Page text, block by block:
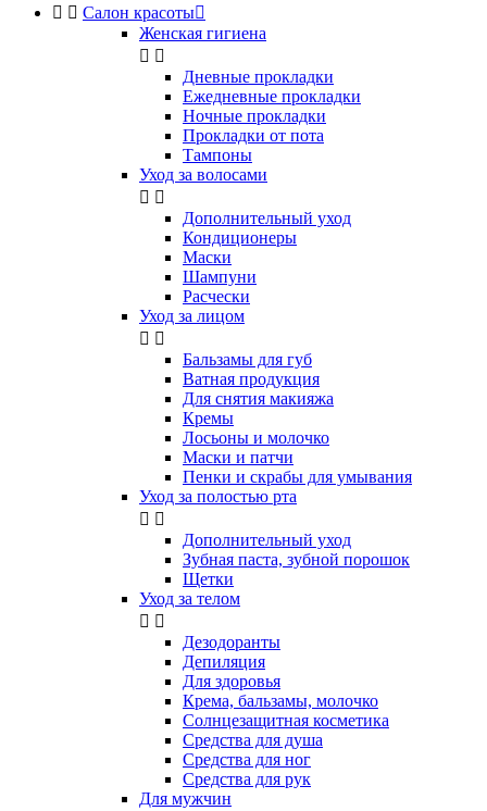
  Салон красоты
Женская гигиена
 
Дневные прокладки
Ежедневные прокладки
Ночные прокладки
Прокладки от пота
Тампоны
Уход за волосами
 
Дополнительный уход
Кондиционеры
Маски
Шампуни
Расчески
Уход за лицом
 
Бальзамы для губ
Ватная продукция
Для снятия макияжа
Кремы
Лосьоны и молочко
Маски и патчи
Пенки и скрабы для умывания
Уход за полостью рта
 
Дополнительный уход
Зубная паста, зубной порошок
Щетки
Уход за телом
 
Дезодоранты
Депиляция
Для здоровья
Крема, бальзамы, молочко
Солнцезащитная косметика
Средства для душа
Средства для ног
Средства для рук
Для мужчин